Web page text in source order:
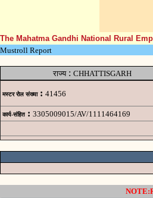
The Mahatma Gandhi National Rural
Mustroll Report
राज्य: CHHATTISGARH
मस्टर रोल संख्या : 41456
कार्य-संहित : 3305009015/AV/1111464169